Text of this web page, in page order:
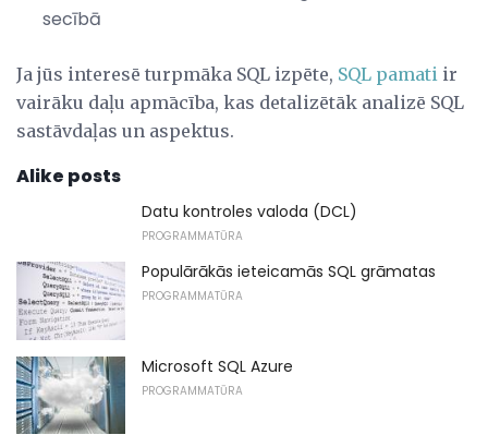
secībā
Ja jūs interesē turpmāka SQL izpēte, SQL pamati ir
vairāku daļu apmācība, kas detalizētāk analizē SQL
sastāvdaļas un aspektus.
Alike posts
Datu kontroles valoda (DCL)
PROGRAMMATŪRA
Populārākās ieteicamās SQL grāmatas
PROGRAMMATŪRA
Microsoft SQL Azure
PROGRAMMATŪRA